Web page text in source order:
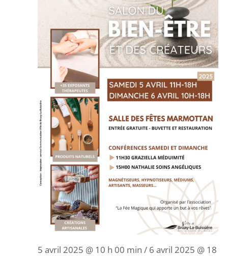
5 avril 2025 @ 10 h 00 min / 6 avril 2025 @ 18